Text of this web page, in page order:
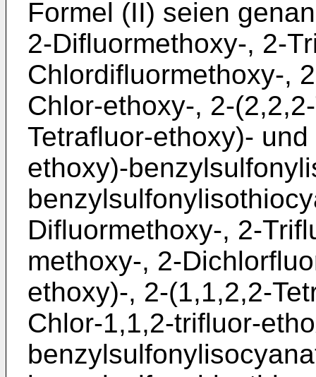
Formel (II) seien
2-Difluormethoxy-, 2-
Chlordifluor­methoxy-,
Chlor-ethoxy-, 2-
Tetrafluor-eth­oxy)-
ethoxy)-
Difluormethoxy-, 2-
methoxy-, 2-
ethoxy)-, 2-(1,1,2,2-
Chlor-1,1,2-tri­fluor-